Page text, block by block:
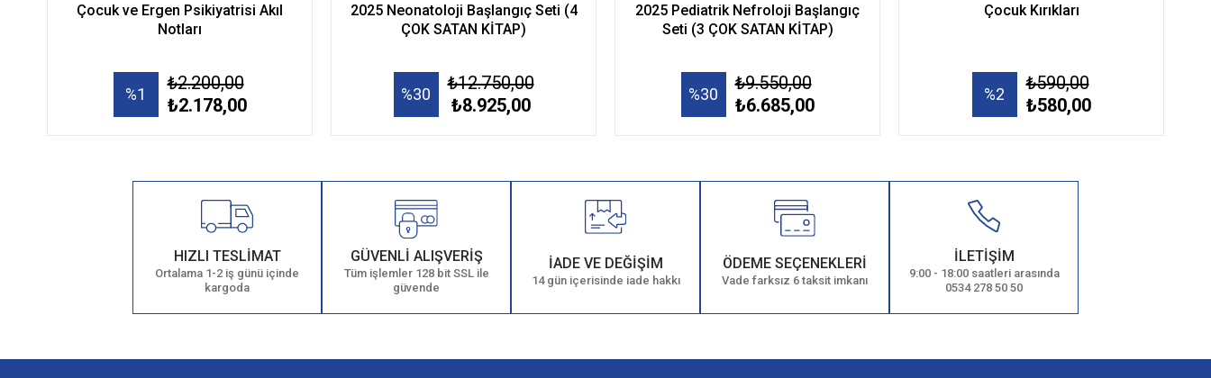
Çocuk ve Ergen Psikiyatrisi Akıl
Notları
%1
₺2.200,00
₺2.178,00
2025 Neonatoloji Başlangıç Seti (4
ÇOK SATAN KİTAP)
%30
₺12.750,00
₺8.925,00
2025 Pediatrik Nefroloji Başlangıç
Seti (3 ÇOK SATAN KİTAP)
%30
₺9.550,00
₺6.685,00
Çocuk Kırıkları
%2
₺590,00
₺580,00
HIZLI TESLİMAT
Ortalama 1-2 iş günü içinde
kargoda
GÜVENLİ ALIŞVERİŞ
Tüm işlemler 128 bit SSL ile
güvende
İADE VE DEĞİŞİM
14 gün içerisinde iade hakkı
ÖDEME SEÇENEKLERİ
Vade farksız 6 taksit imkanı
İLETİŞİM
9:00 - 18:00 saatleri arasında
0534 278 50 50